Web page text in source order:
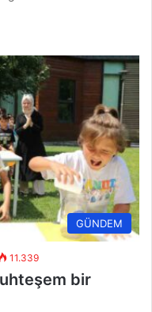
GÜNDEM
11.339
bir